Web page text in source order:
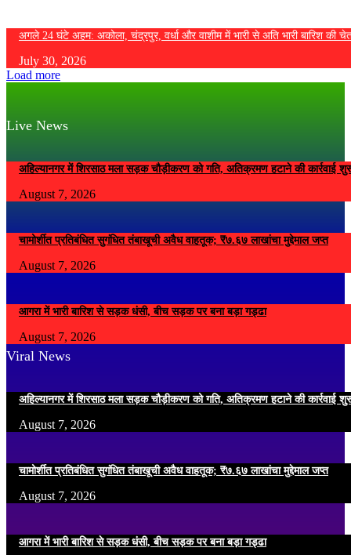
अगले 24 घंटे अहम: अकोला, चंद्रपुर, वर्धा और वाशीम में भारी से अति भारी बारिश की
July 30, 2026
Load more
Live News
अहिल्यानगर में शिरसाठ मला सड़क चौड़ीकरण को गति, अतिक्रमण हटाने की कार्रवाई
August 7, 2026
चामोर्शीत प्रतिबंधित सुगंधित तंबाखूची अवैध वाहतूक; ₹७.६७ लाखांचा मुद्देमाल जप्त
August 7, 2026
आगरा में भारी बारिश से सड़क धंसी, बीच सड़क पर बना बड़ा गड्ढा
August 7, 2026
Viral News
अहिल्यानगर में शिरसाठ मला सड़क चौड़ीकरण को गति, अतिक्रमण हटाने की कार्रवाई
August 7, 2026
चामोर्शीत प्रतिबंधित सुगंधित तंबाखूची अवैध वाहतूक; ₹७.६७ लाखांचा मुद्देमाल जप्त
August 7, 2026
आगरा में भारी बारिश से सड़क धंसी, बीच सड़क पर बना बड़ा गड्ढा